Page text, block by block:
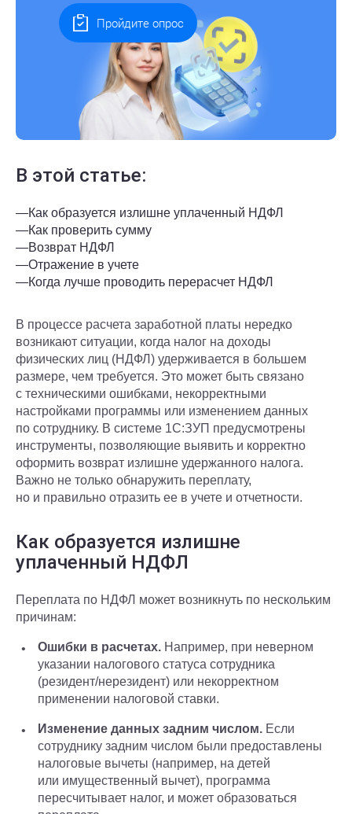
В этой статье:
—Как образуется излишне уплаченный НДФЛ
—Как проверить сумму
—Возврат НДФЛ
—Отражение в учете
—Когда лучше проводить перерасчет НДФЛ
В процессе расчета заработной платы нередко
возникают ситуации, когда налог на доходы
физических лиц (НДФЛ) удерживается в большем
размере, чем требуется. Это может быть связано
с техническими ошибками, некорректными
настройками программы или изменением данных
по сотруднику. В системе 1С:ЗУП предусмотрены
инструменты, позволяющие выявить и корректно
оформить возврат излишне удержанного налога.
Важно не только обнаружить переплату,
но и правильно отразить ее в учете и отчетности.
Как образуется излишне
уплаченный НДФЛ
Переплата по НДФЛ может возникнуть по нескольким
причинам:
Ошибки в расчетах. Например, при неверном
указании налогового статуса сотрудника
(резидент/нерезидент) или некорректном
применении налоговой ставки.
Изменение данных задним числом. Если
сотруднику задним числом были предоставлены
налоговые вычеты (например, на детей
или имущественный вычет), программа
пересчитывает налог, и может образоваться
Пройдите опрос